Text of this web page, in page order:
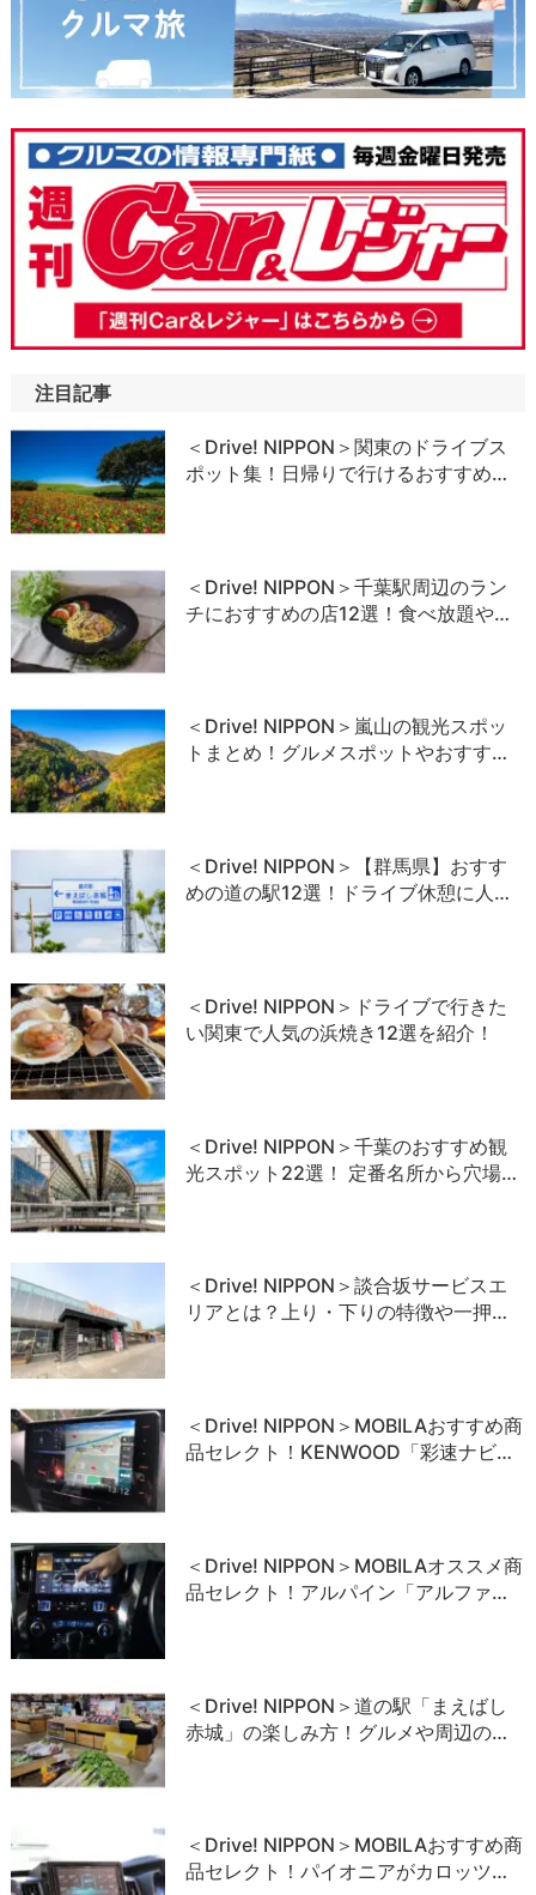
注目記事
＜Drive! NIPPON＞関東のドライブス
ポット集！日帰りで行けるおすすめ…
＜Drive! NIPPON＞千葉駅周辺のラン
チにおすすめの店12選！食べ放題や…
＜Drive! NIPPON＞嵐山の観光スポッ
トまとめ！グルメスポットやおすす…
＜Drive! NIPPON＞【群馬県】おすす
めの道の駅12選！ドライブ休憩に人…
＜Drive! NIPPON＞ドライブで行きた
い関東で人気の浜焼き12選を紹介！
＜Drive! NIPPON＞千葉のおすすめ観
光スポット22選！ 定番名所から穴場…
＜Drive! NIPPON＞談合坂サービスエ
リアとは？上り・下りの特徴や一押…
＜Drive! NIPPON＞MOBILAおすすめ商
品セレクト！KENWOOD「彩速ナビ…
＜Drive! NIPPON＞MOBILAオススメ商
品セレクト！アルパイン「アルファ…
＜Drive! NIPPON＞道の駅「まえばし
赤城」の楽しみ方！グルメや周辺の…
＜Drive! NIPPON＞MOBILAおすすめ商
品セレクト！パイオニアがカロッツ…